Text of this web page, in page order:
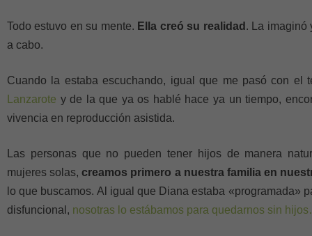
Todo estuvo en su mente. Ella creó su realidad . La imaginó
a cabo.
Cuando la estaba escuchando, igual que me pasó con el
Lanzarote y de la que ya os hablé hace ya un tiempo,
vivencia en reproducción asistida.
Las personas que no pueden tener hijos de manera
mujeres solas,creamos primero a nuestra familia en
lo que buscamos. Al igual que Diana estaba «programada»
disfuncional, nosotras lo estábamos para quedarnos sin